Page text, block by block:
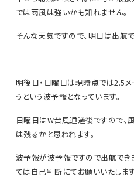
では雨風は強いかも知れません。
そんな天気ですので、明日は出航
明後日・日曜日は現時点では2.5
うという波予報となっています。
日曜日はW台風通過後ですので、
は残るかと思われます。
波予報が波予報ですので出航でき
ては自己判断にてお願いいたします